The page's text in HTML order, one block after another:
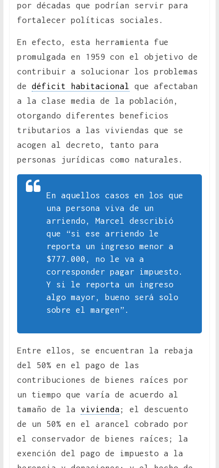
por décadas que podrían servir para
fortalecer políticas sociales.
En efecto, esta herramienta fue
promulgada en 1959 con el objetivo de
contribuir a solucionar los problemas
de déficit habitacional que afectaban
a la clase media de la población,
otorgando diferentes beneficios
tributarios a las viviendas que se
acogen al decreto, tanto para
personas jurídicas como naturales.
En aquellos casos en los que
una persona viva de un
arriendo, Marcel describió
que “si ese arriendo le
reporta un ingreso menor a
$777.000, no le va a
corresponder pagar impuesto.
Y si le reporta un ingreso
algo mayor, bueno será solo
sobre el margen”.
Entre ellos, se encuentran la rebaja
del 50% en el pago de las
contribuciones de bienes raíces por
un tiempo que varía de acuerdo al
tamaño de la vivienda ; el descuento
de un 50% en el arancel cobrado por
el conservador de bienes raíces; la
exención del pago de impuesto a la